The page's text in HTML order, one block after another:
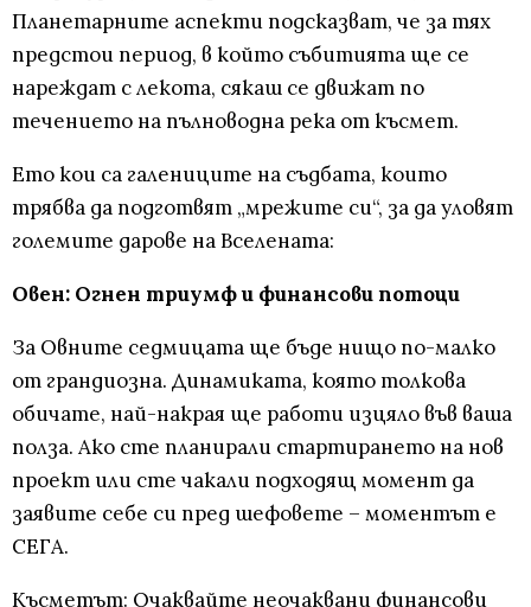
Планетарните аспекти подсказват, че за тях
предстои период, в който събитията ще се
нареждат с лекота, сякаш се движат по
течението на пълноводна река от късмет.
Ето кои са галениците на съдбата, които
трябва да подготвят „мрежите си“, за да уловят
големите дарове на Вселената:
Овен: Огнен триумф и финансови потоци
За Овните седмицата ще бъде нищо по-малко
от грандиозна. Динамиката, която толкова
обичате, най-накрая ще работи изцяло във ваша
полза. Ако сте планирали стартирането на нов
проект или сте чакали подходящ момент да
заявите себе си пред шефовете – моментът е
СЕГА.
Късметът: Очаквайте неочаквани финансови